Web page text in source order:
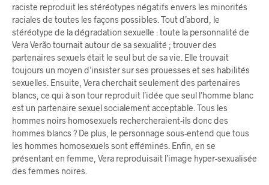
raciste reproduit les stéréotypes négatifs envers les minorités
raciales de toutes les façons possibles. Tout d’abord, le
stéréotype de la dégradation sexuelle : toute la personnalité de
Vera Verão tournait autour de sa sexualité ; trouver des
partenaires sexuels était le seul but de sa vie. Elle trouvait
toujours un moyen d’insister sur ses prouesses et ses habilités
sexuelles. Ensuite, Vera cherchait seulement des partenaires
blancs, ce qui à son tour reproduit l’idée que seul l’homme blanc
est un partenaire sexuel socialement acceptable. Tous les
hommes noirs homosexuels rechercheraient-ils donc des
hommes blancs ? De plus, le personnage sous-entend que tous
les hommes homosexuels sont efféminés. Enfin, en se
présentant en femme, Vera reproduisait l’image hyper-sexualisée
des femmes noires.